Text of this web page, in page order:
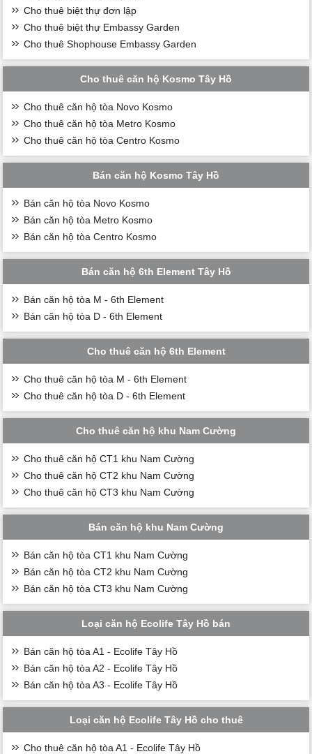
Cho thuê biệt thự đơn lập
Cho thuê biệt thự Embassy Garden
Cho thuê Shophouse Embassy Garden
Cho thuê căn hộ Kosmo Tây Hồ
Cho thuê căn hộ tòa Novo Kosmo
Cho thuê căn hộ tòa Metro Kosmo
Cho thuê căn hộ tòa Centro Kosmo
Bán căn hộ Kosmo Tây Hồ
Bán căn hộ tòa Novo Kosmo
Bán căn hộ tòa Metro Kosmo
Bán căn hộ tòa Centro Kosmo
Bán căn hộ 6th Element Tây Hồ
Bán căn hộ tòa M - 6th Element
Bán căn hộ tòa D - 6th Element
Cho thuê căn hộ 6th Element
Cho thuê căn hộ tòa M - 6th Element
Cho thuê căn hộ tòa D - 6th Element
Cho thuê căn hộ khu Nam Cường
Cho thuê căn hộ CT1 khu Nam Cường
Cho thuê căn hộ CT2 khu Nam Cường
Cho thuê căn hộ CT3 khu Nam Cường
Bán căn hộ khu Nam Cường
Bán căn hộ tòa CT1 khu Nam Cường
Bán căn hộ tòa CT2 khu Nam Cường
Bán căn hộ tòa CT3 khu Nam Cường
Loại căn hộ Ecolife Tây Hồ bán
Bán căn hộ tòa A1 - Ecolife Tây Hồ
Bán căn hộ tòa A2 - Ecolife Tây Hồ
Bán căn hộ tòa A3 - Ecolife Tây Hồ
Loại căn hộ Ecolife Tây Hồ cho thuê
Cho thuê căn hộ tòa A1 - Ecolife Tây Hồ